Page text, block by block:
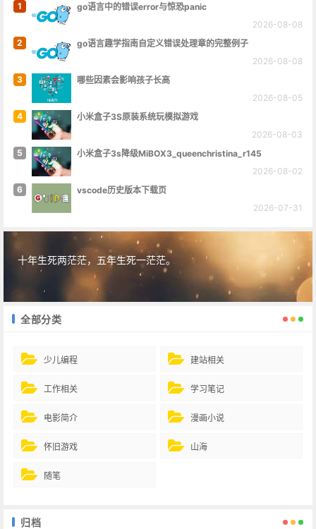
1
go语言中的错误error与惊恐panic
2026-08-08
2
go语言趣学指南自定义错误处理章的完整例子
2026-08-08
3
哪些因素会影响孩子长高
2026-08-05
4
小米盒子3S原装系统玩模拟游戏
2026-08-03
5
小米盒子3s降级MiBOX3_queenchristina_r145
2026-08-02
6
vscode历史版本下载页
2026-07-31
十年生死两茫茫，五年生死一茫茫。
全部分类
少儿编程 建站相关
工作相关 学习笔记
电影简介 漫画小说
怀旧游戏 山海
随笔
归档